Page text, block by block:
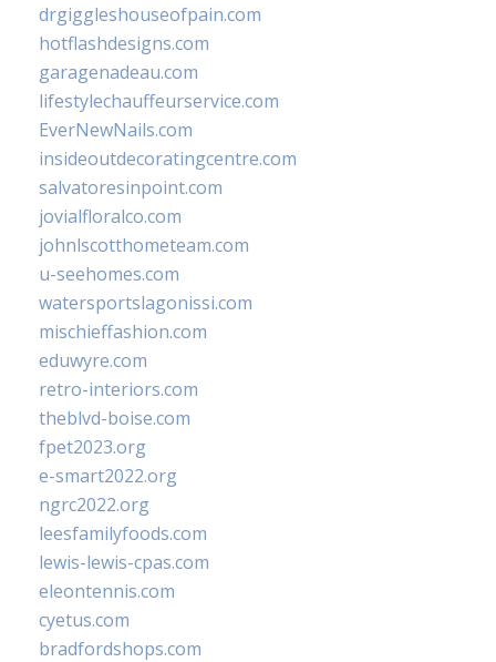
drgiggleshouseofpain.com
hotflashdesigns.com
garagenadeau.com
lifestylechauffeurservice.com
EverNewNails.com
insideoutdecoratingcentre.com
salvatoresinpoint.com
jovialfloralco.com
johnlscotthometeam.com
u-seehomes.com
watersportslagonissi.com
mischieffashion.com
eduwyre.com
retro-interiors.com
theblvd-boise.com
fpet2023.org
e-smart2022.org
ngrc2022.org
leesfamilyfoods.com
lewis-lewis-cpas.com
eleontennis.com
cyetus.com
bradfordshops.com